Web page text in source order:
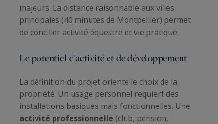
majeurs. La distance raisonnable aux villes
principales (40 minutes de Montpellier) permet
de concilier activité équestre et vie pratique.
Le potentiel d'activité et de développement
La définition du projet oriente le choix de la
propriété. Un usage personnel requiert des
installations basiques mais fonctionnelles. Une
activité professionnelle (club, pension,